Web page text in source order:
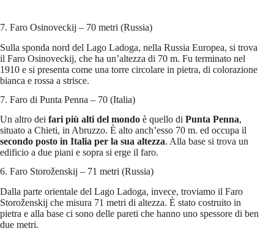
7. Faro Osinoveckij – 70 metri (Russia)
Sulla sponda nord del Lago Ladoga, nella Russia Europea, si trova
il Faro Osinoveckij, che ha un’altezza di 70 m. Fu terminato nel
1910 e si presenta come una torre circolare in pietra, di colorazione
bianca e rossa a strisce.
7. Faro di Punta Penna – 70 (Italia)
Un altro dei fari più alti del mondo è quello di Punta Penna,
situato a Chieti, in Abruzzo. È alto anch’esso 70 m. ed occupa il
secondo posto in Italia per la sua altezza. Alla base si trova un
edificio a due piani e sopra si erge il faro.
6. Faro Storoženskij – 71 metri (Russia)
Dalla parte orientale del Lago Ladoga, invece, troviamo il Faro
Storoženskij che misura 71 metri di altezza. È stato costruito in
pietra e alla base ci sono delle pareti che hanno uno spessore di ben
due metri.